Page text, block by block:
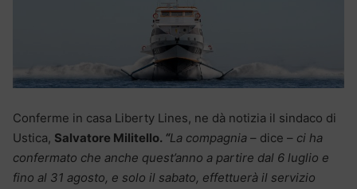
Conferme in casa Liberty Lines, ne dà notizia il sindaco di
Ustica, Salvatore Militello. “La compagnia – dice – ci ha
confermato che anche quest’anno a partire dal 6 luglio e
fino al 31 agosto, e solo il sabato, effettuerà il servizio